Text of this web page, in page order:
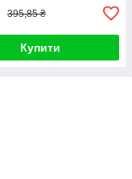
395,85 ₴
Купити